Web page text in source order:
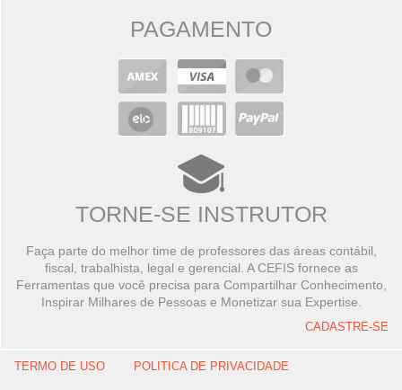
PAGAMENTO
TORNE-SE INSTRUTOR
Faça parte do melhor time de professores das áreas contábil,
fiscal, trabalhista, legal e gerencial. A CEFIS fornece as
Ferramentas que você precisa para Compartilhar Conhecimento,
Inspirar Milhares de Pessoas e Monetizar sua Expertise.
CADASTRE-SE
TERMO DE USO POLITICA DE PRIVACIDADE